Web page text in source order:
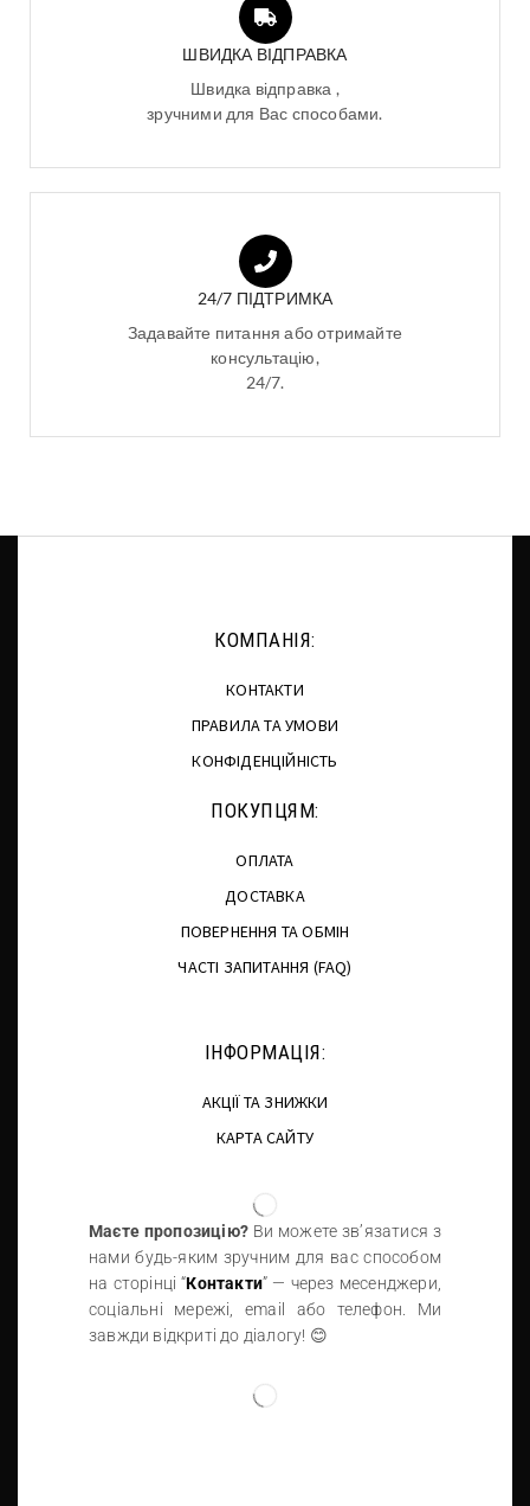
ШВИДКА ВІДПРАВКА
Швидка відправка ,
зручними для Вас способами.
24/7 ПІДТРИМКА
Задавайте питання або отримайте
консультацію,
24/7.
КОМПАНІЯ:
КОНТАКТИ
ПРАВИЛА ТА УМОВИ
КОНФІДЕНЦІЙНІСТЬ
ПОКУПЦЯМ:
ОПЛАТА
ДОСТАВКА
ПОВЕРНЕННЯ ТА ОБМІН
ЧАСТІ ЗАПИТАННЯ (FAQ)
ІНФОРМАЦІЯ:
АКЦІЇ ТА ЗНИЖКИ
КАРТА САЙТУ
Маєте пропозицію? Ви можете зв’язатися з
нами будь-яким зручним для вас способом
на сторінці “Контакти” — через месенджери,
соціальні мережі, email або телефон. Ми
завжди відкриті до діалогу! 😊